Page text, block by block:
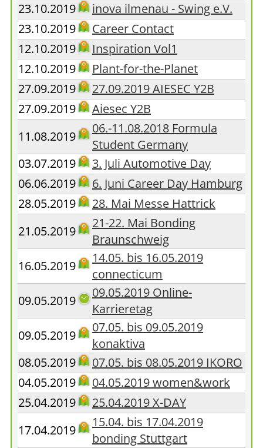
23.10.2019
inova ilmenau - Swing e.V.
23.10.2019
Career Contact
12.10.2019
Inspiration Vol1
12.10.2019
Plant-for-the-Planet
27.09.2019
27.09.2019 AIESEC Y2B
27.09.2019
Aiesec Y2B
11.08.2019
06.-11.08.2018 Formula
Student Germany
03.07.2019
3. Juli Automotive Day
06.06.2019
6. Juni Career Day Hamburg
28.05.2019
28. Mai Messe Hattrick
21.05.2019
21-22. Mai Bonding
Braunschweig
16.05.2019
14.05. bis 16.05.2019
connecticum
09.05.2019
09.05.2019 Online-
Karrieretag
09.05.2019
07.05. bis 09.05.2019
konaktiva
08.05.2019
07.05. bis 08.05.2019 IKORO
04.05.2019
04.05.2019 women&work
25.04.2019
25.04.2019 X-DAY
17.04.2019
15.04. bis 17.04.2019
bonding Stuttgart